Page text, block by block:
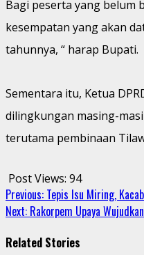
Bagi peserta yang belum
kesempatan yang akan
tahunnya, “ harap Bupati.
Sementara itu, Ketua
dilingkungan masing-
terutama pembinaan
Post Views: 94
Continue
Reading
Previous: Tepis Isu Miring,
Next: Rakorpem Upaya
Related Stories